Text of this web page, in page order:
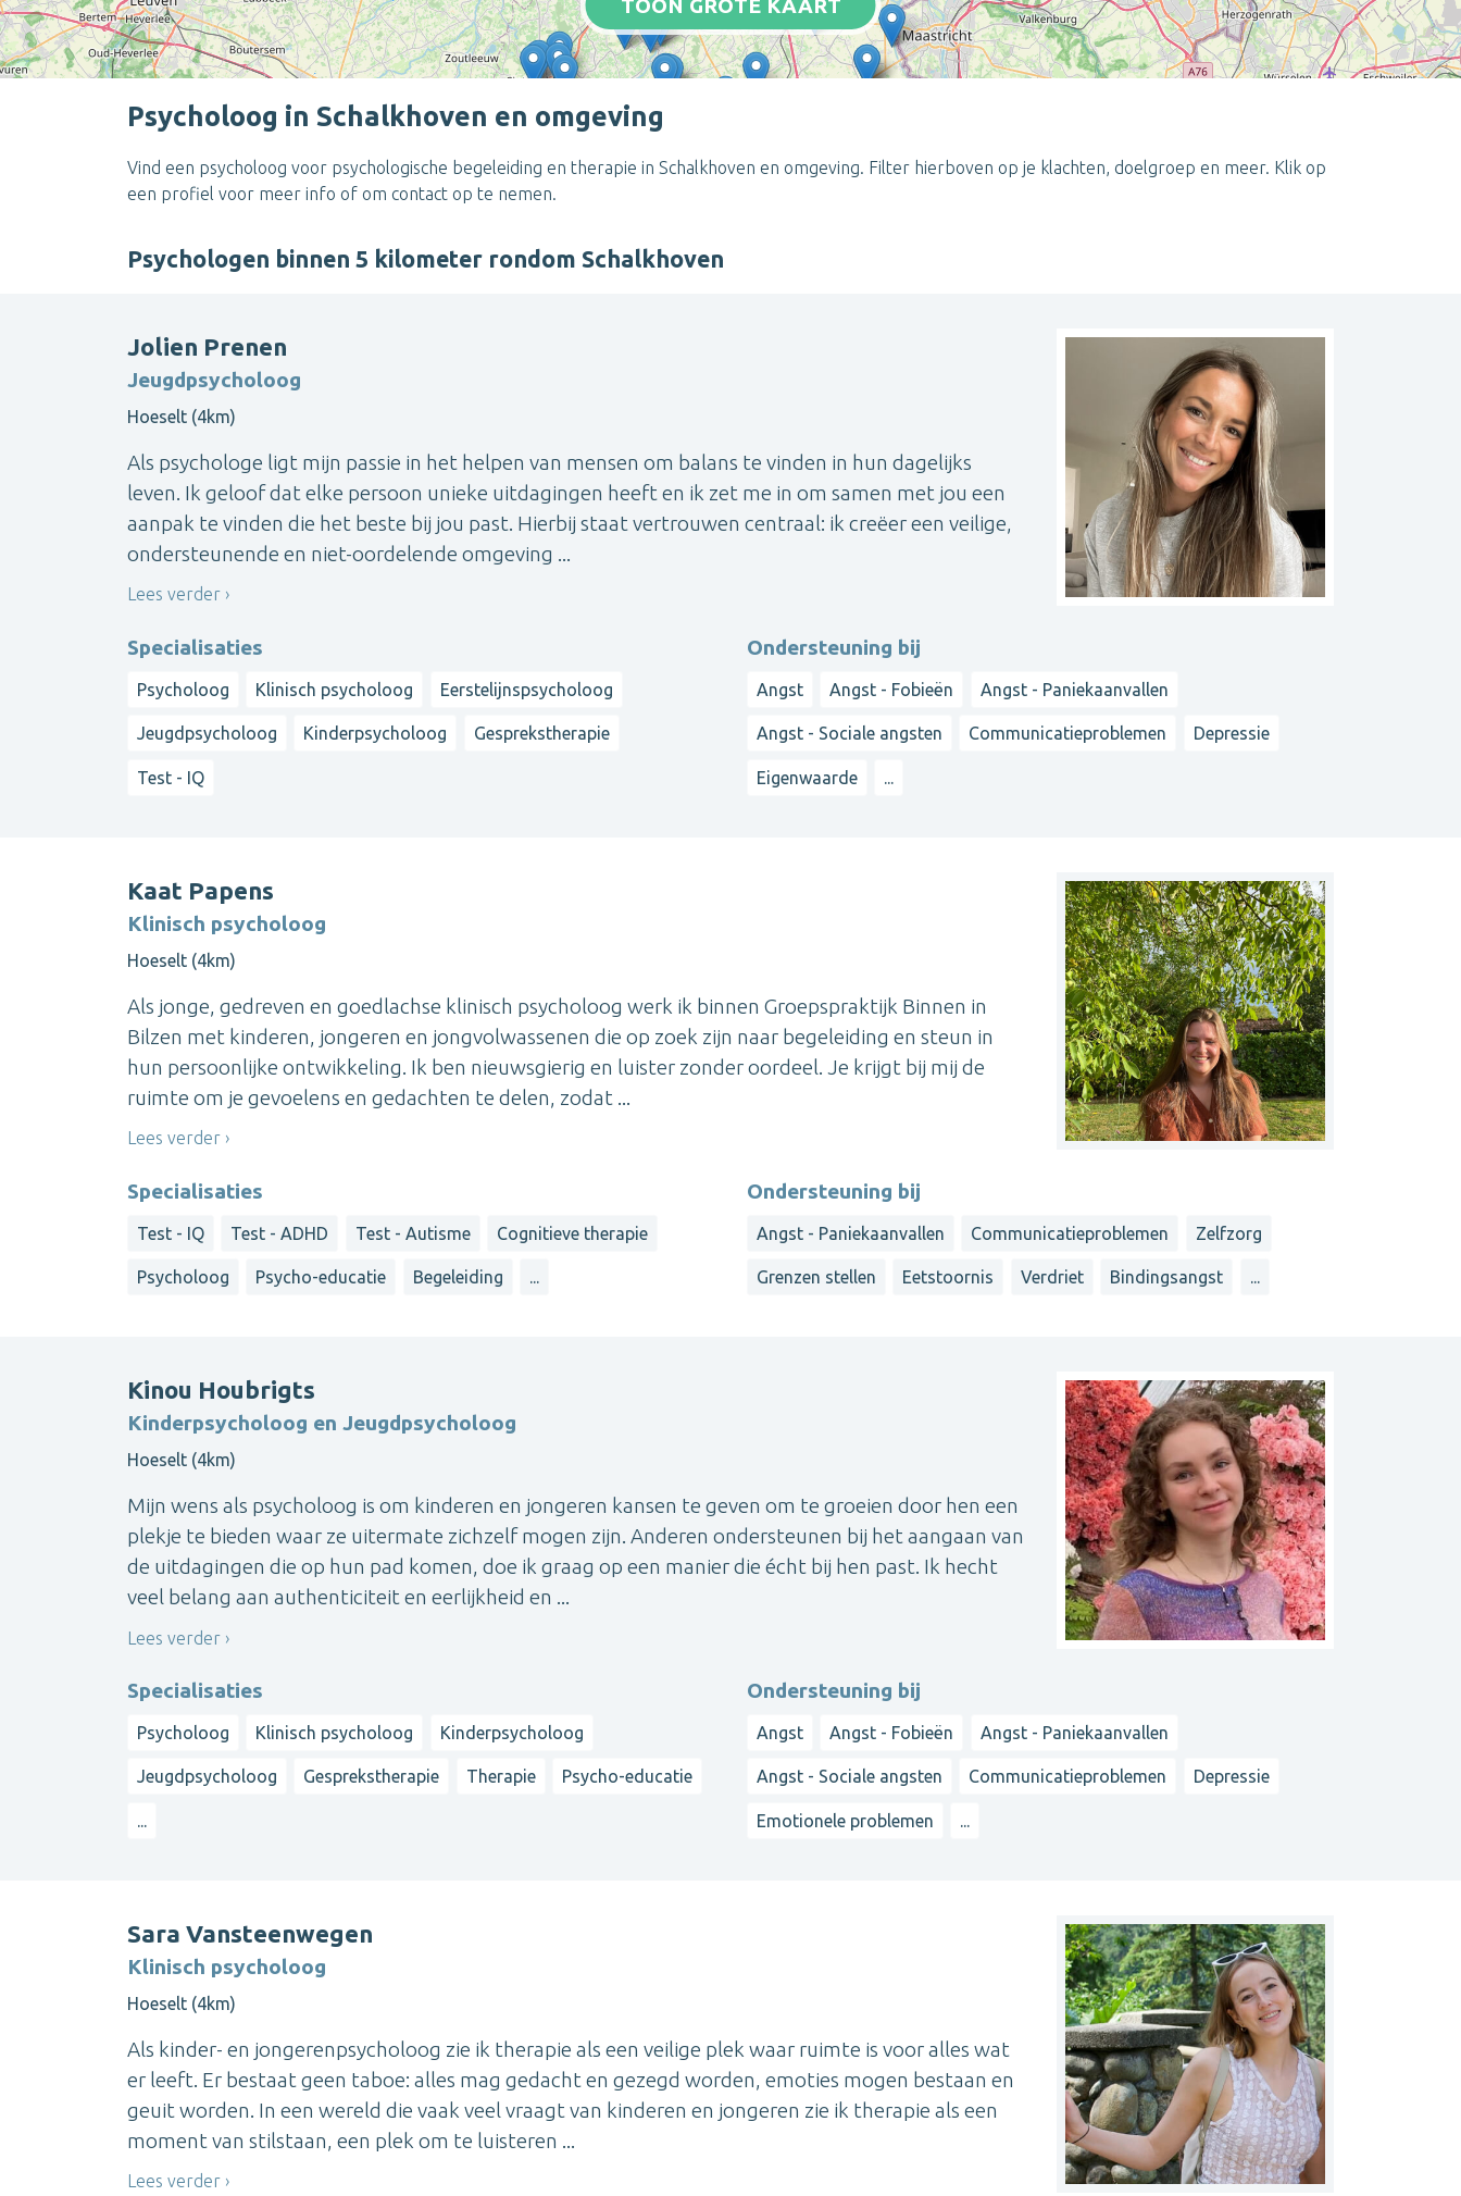
TOON GROTE KAART
Psycholoog in Schalkhoven en omgeving
Vind een psycholoog voor psychologische begeleiding en therapie in Schalkhoven en omgeving. Filter hierboven op je klachten, doelgroep en meer. Klik op
een profiel voor meer info of om contact op te nemen.
Psychologen binnen 5 kilometer rondom Schalkhoven
Jolien Prenen
Jeugdpsycholoog
Hoeselt (4km)
Als psychologe ligt mijn passie in het helpen van mensen om balans te vinden in hun dagelijks
leven. Ik geloof dat elke persoon unieke uitdagingen heeft en ik zet me in om samen met jou een
aanpak te vinden die het beste bij jou past. Hierbij staat vertrouwen centraal: ik creëer een veilige,
ondersteunende en niet-oordelende omgeving ...
Lees verder
Specialisaties
Psycholoog Klinisch psycholoog Eerstelijnspsycholoog
Jeugdpsycholoog Kinderpsycholoog Gesprekstherapie
Test - IQ
Ondersteuning bij
Angst Angst - Fobieën Angst - Paniekaanvallen
Angst - Sociale angsten Communicatieproblemen Depressie
Eigenwaarde
Kaat Papens
Klinisch psycholoog
Hoeselt (4km)
Als jonge, gedreven en goedlachse klinisch psycholoog werk ik binnen Groepspraktijk Binnen in
Bilzen met kinderen, jongeren en jongvolwassenen die op zoek zijn naar begeleiding en steun in
hun persoonlijke ontwikkeling. Ik ben nieuwsgierig en luister zonder oordeel. Je krijgt bij mij de
ruimte om je gevoelens en gedachten te delen, zodat ...
Lees verder
Specialisaties
Test - IQ Test - ADHD Test - Autisme Cognitieve therapie
Psycholoog Psycho-educatie Begeleiding ...
Ondersteuning bij
Angst - Paniekaanvallen Communicatieproblemen Zelfzorg
Grenzen stellen Eetstoornis Verdriet Bindingsangst ...
Kinou Houbrigts
Kinderpsycholoog en Jeugdpsycholoog
Hoeselt (4km)
Mijn wens als psycholoog is om kinderen en jongeren kansen te geven om te groeien door hen een
plekje te bieden waar ze uitermate zichzelf mogen zijn. Anderen ondersteunen bij het aangaan van
de uitdagingen die op hun pad komen, doe ik graag op een manier die écht bij hen past. Ik hecht
veel belang aan authenticiteit en eerlijkheid en ...
Lees verder
Specialisaties
Psycholoog Klinisch psycholoog Kinderpsycholoog
Jeugdpsycholoog Gesprekstherapie Therapie Psycho-educatie
...
Ondersteuning bij
Angst Angst - Fobieën Angst - Paniekaanvallen
Angst - Sociale angsten Communicatieproblemen Depressie
Emotionele problemen ...
Sara Vansteenwegen
Klinisch psycholoog
Hoeselt (4km)
Als kinder- en jongerenpsycholoog zie ik therapie als een veilige plek waar ruimte is voor alles wat
er leeft. Er bestaat geen taboe: alles mag gedacht en gezegd worden, emoties mogen bestaan en
geuit worden. In een wereld die vaak veel vraagt van kinderen en jongeren zie ik therapie als een
moment van stilstaan, een plek om te luisteren ...
Lees verder